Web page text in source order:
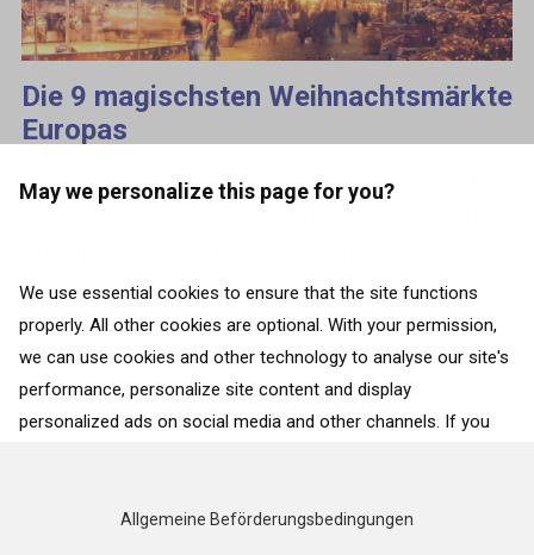
May we personalize this page for you?
We use essential cookies to ensure that the site functions
properly. All other cookies are optional. With your permission,
we can use cookies and other technology to analyse our site's
performance, personalize site content and display
personalized ads on social media and other channels. If you
interactions with the site, click on “Adjust selection”. To reject
Die 9 magischsten Weihnachtsmärkte
Europas
Weihnachtsmärkte. Bei einem Besuch auf dem
Weihnachtsmarkt kann man...
Allgemeine Beförderungsbedingungen